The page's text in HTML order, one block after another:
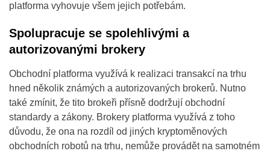
platforma vyhovuje všem jejich potřebám.
Spolupracuje se spolehlivými a
autorizovanými brokery
Obchodní platforma využívá k realizaci transakcí na trhu
hned několik známých a autorizovaných brokerů. Nutno
také zmínit, že tito brokeři přísně dodržují obchodní
standardy a zákony. Brokery platforma využívá z toho
důvodu, že ona na rozdíl od jiných kryptoměnových
obchodních robotů na trhu, nemůže provádět na samotném